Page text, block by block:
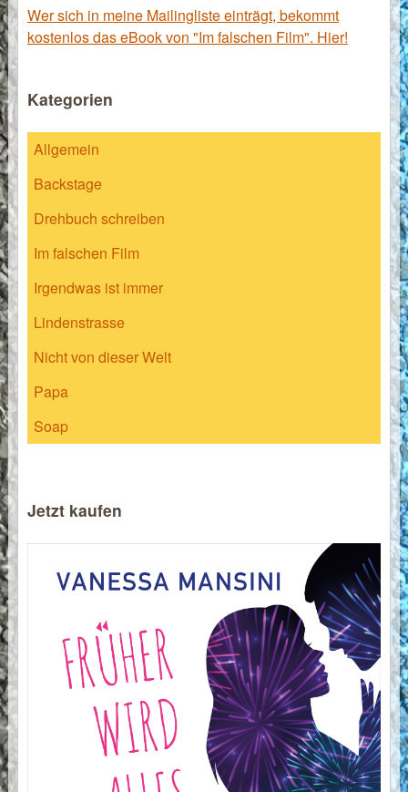
Wer sich in meine Mailingliste einträgt, bekommt
kostenlos das eBook von "Im falschen Film". Hier!
Kategorien
Allgemein
Backstage
Drehbuch schreiben
Im falschen Film
Irgendwas ist immer
Lindenstrasse
Nicht von dieser Welt
Papa
Soap
Jetzt kaufen